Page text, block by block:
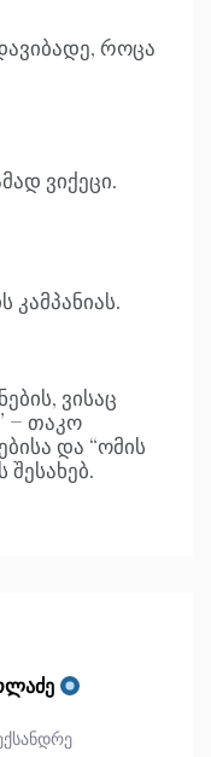
როცა
ვიქეცი.
კამპანიას.
ვისაც
– თაკო
და “ომის
შესახებ.